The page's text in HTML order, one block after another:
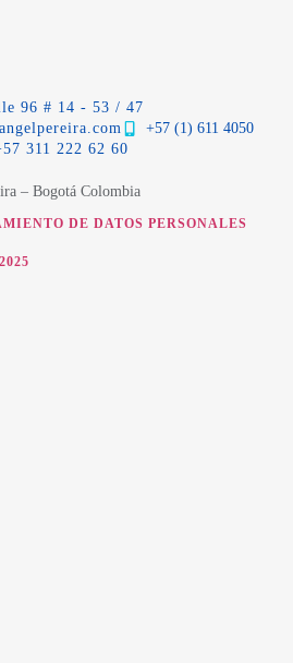
96 # 14 - 53 / 47
+57 (1) 611 4050
311 222 62 60
– Bogotá Colombia
DE DATOS PERSONALES